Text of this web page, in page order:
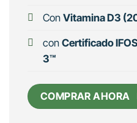
Con Vitamina D3
con Certificado
3™
COMPRAR AHORA